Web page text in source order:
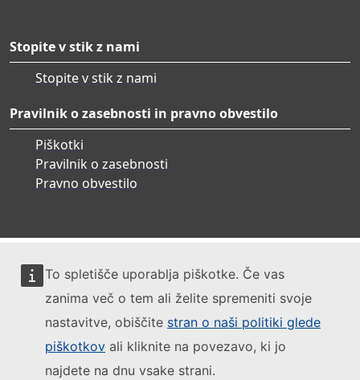
To spletišče uporablja piškotke. Če vas
zanima več o tem ali želite spremeniti svoje
nastavitve, obiščite stran o naši politiki glede
piškotkov ali kliknite na povezavo, ki jo
najdete na dnu vsake strani.
Stopite v stik z nami
Stopite v stik z nami
Pravilnik o zasebnosti in pravno obvestilo
Piškotki
Pravilnik o zasebnosti
Pravno obvestilo